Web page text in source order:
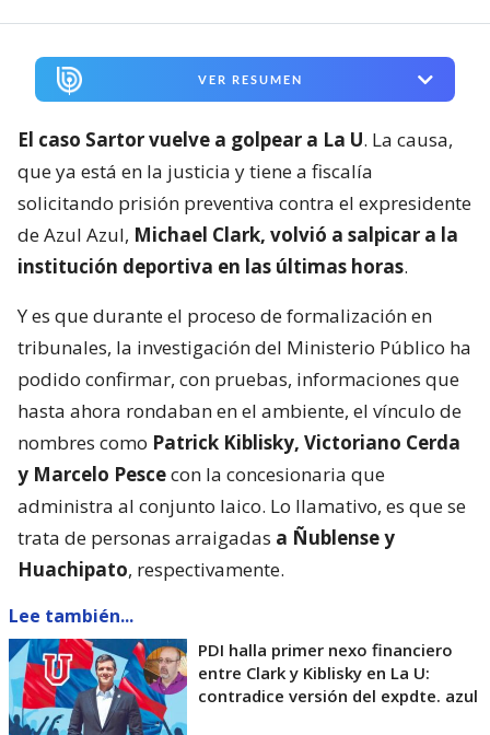
VER RESUMEN
El caso Sartor vuelve a golpear a La U. La causa,
que ya está en la justicia y tiene a fiscalía
solicitando prisión preventiva contra el expresidente
de Azul Azul, Michael Clark, volvió a salpicar a la
institución deportiva en las últimas horas.
Y es que durante el proceso de formalización en
tribunales, la investigación del Ministerio Público ha
podido confirmar, con pruebas, informaciones que
hasta ahora rondaban en el ambiente, el vínculo de
nombres como Patrick Kiblisky, Victoriano Cerda
y Marcelo Pescecon la concesionaria que
administra al conjunto laico. Lo llamativo, es que se
trata de personas arraigadas a Ñublense y
Huachipato, respectivamente.
Lee también...
PDI halla primer nexo financiero
entre Clark y Kiblisky en La U:
contradice versión del expdte. azul